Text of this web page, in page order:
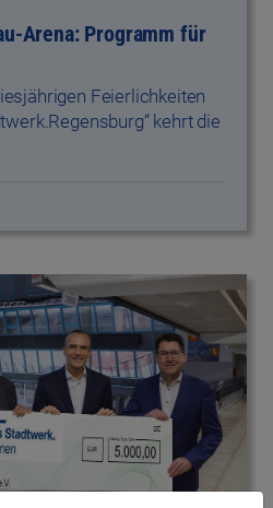
Arena: Programm für
Feierlichkeiten
kehrt die